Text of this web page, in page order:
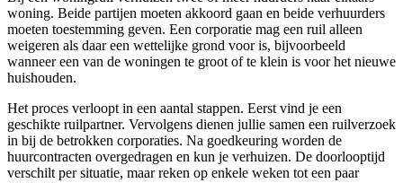
woning. Beide partijen moeten akkoord gaan en beide verhuurders
moeten toestemming geven. Een corporatie mag een ruil alleen
weigeren als daar een wettelijke grond voor is, bijvoorbeeld
wanneer een van de woningen te groot of te klein is voor het nieuwe
huishouden.
Het proces verloopt in een aantal stappen. Eerst vind je een
geschikte ruilpartner. Vervolgens dienen jullie samen een ruilverzoek
in bij de betrokken corporaties. Na goedkeuring worden de
huurcontracten overgedragen en kun je verhuizen. De doorlooptijd
verschilt per situatie, maar reken op enkele weken tot een paar